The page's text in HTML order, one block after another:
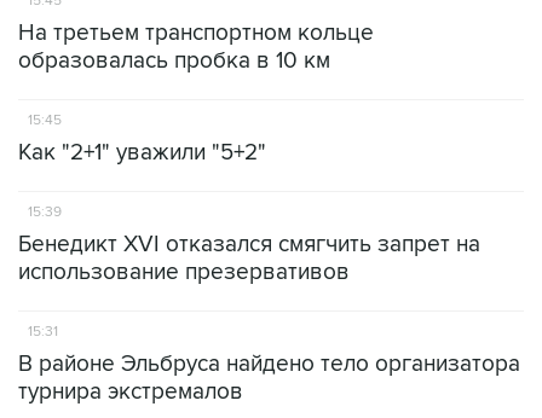
На третьем транспортном кольце
образовалась пробка в 10 км
15:45
Как "2+1" уважили "5+2"
15:39
Бенедикт XVI отказался смягчить запрет на
использование презервативов
15:31
В районе Эльбруса найдено тело организатора
турнира экстремалов